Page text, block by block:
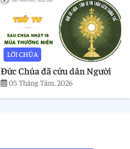
LỜI CHÚA
Đức Chúa đã cứu dân Người
05 Tháng Tám, 2026